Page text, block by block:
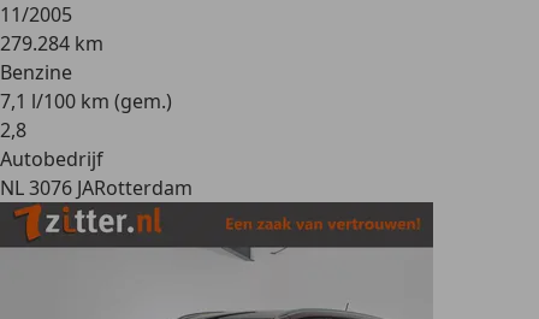
11/2005
279.284 km
Benzine
7,1 l/100 km (gem.)
2,8
Autobedrijf
NL 3076 JARotterdam